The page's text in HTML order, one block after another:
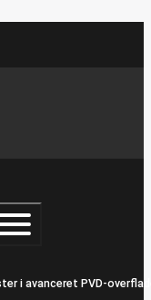
i avanceret PVD-